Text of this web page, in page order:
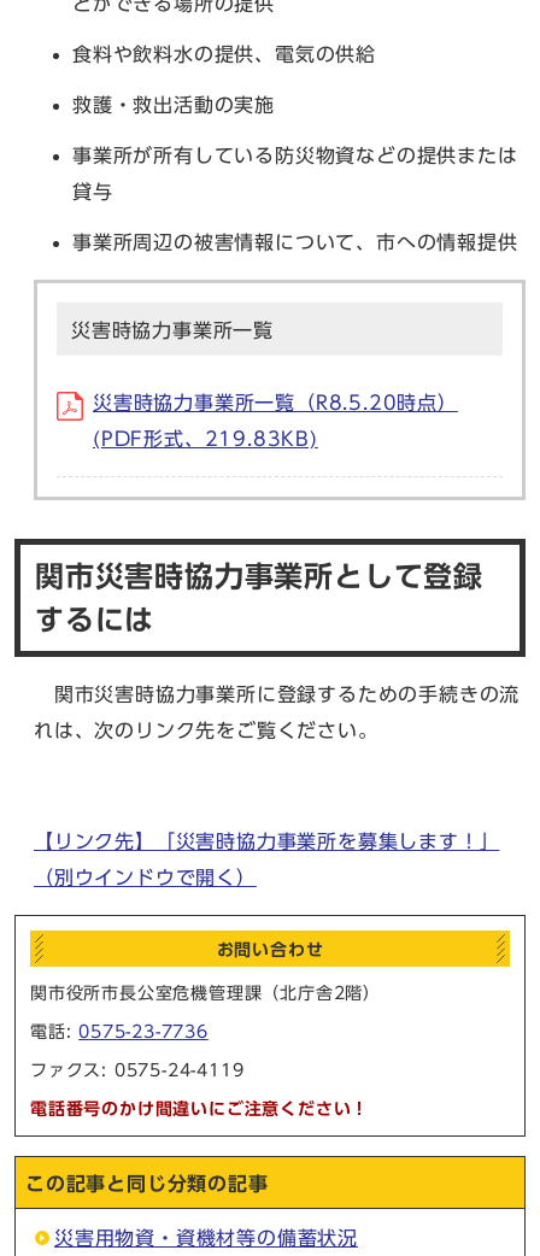
食料や飲料水の提供、電気の供給
救護・救出活動の実施
事業所が所有している防災物資などの提供または
貸与
事業所周辺の被害情報について、市への情報提供
災害時協力事業所一覧
災害時協力事業所一覧（R8.5.20時点）
(PDF形式、219.83KB)
関市災害時協力事業所として登録
するには
関市災害時協力事業所に登録するための手続きの流
れは、次のリンク先をご覧ください。
【リンク先】「災害時協力事業所を募集します！」
（別ウインドウで開く）
お問い合わせ
関市役所市長公室危機管理課（北庁舎2階）
電話:0575-23-7736
ファクス: 0575-24-4119
電話番号のかけ間違いにご注意ください！
この記事と同じ分類の記事
災害用物資・資機材等の備蓄状況